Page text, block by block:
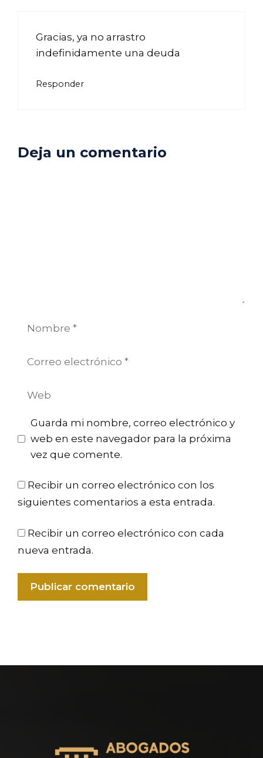
Gracias, ya no arrastro
indefinidamente una deuda
Responder
Deja un comentario
Nombre
Guarda mi nombre, correo electrónico y
web en este navegador para la próxima
vez que comente.
Recibir un correo electrónico con los
siguientes comentarios a esta entrada.
Recibir un correo electrónico con cada
nueva entrada.